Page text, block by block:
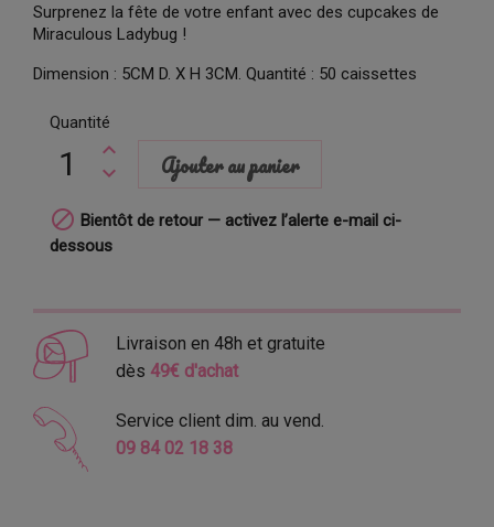
Surprenez la fête de votre enfant avec des cupcakes de
Miraculous Ladybug !
Dimension : 5CM D. X H 3CM. Quantité : 50 caissettes
Quantité
Ajouter au panier
 Bientôt de retour — activez l’alerte e-mail ci-
dessous
Livraison en 48h et gratuite
dès 49€ d'achat
Service client dim. au vend.
09 84 02 18 38